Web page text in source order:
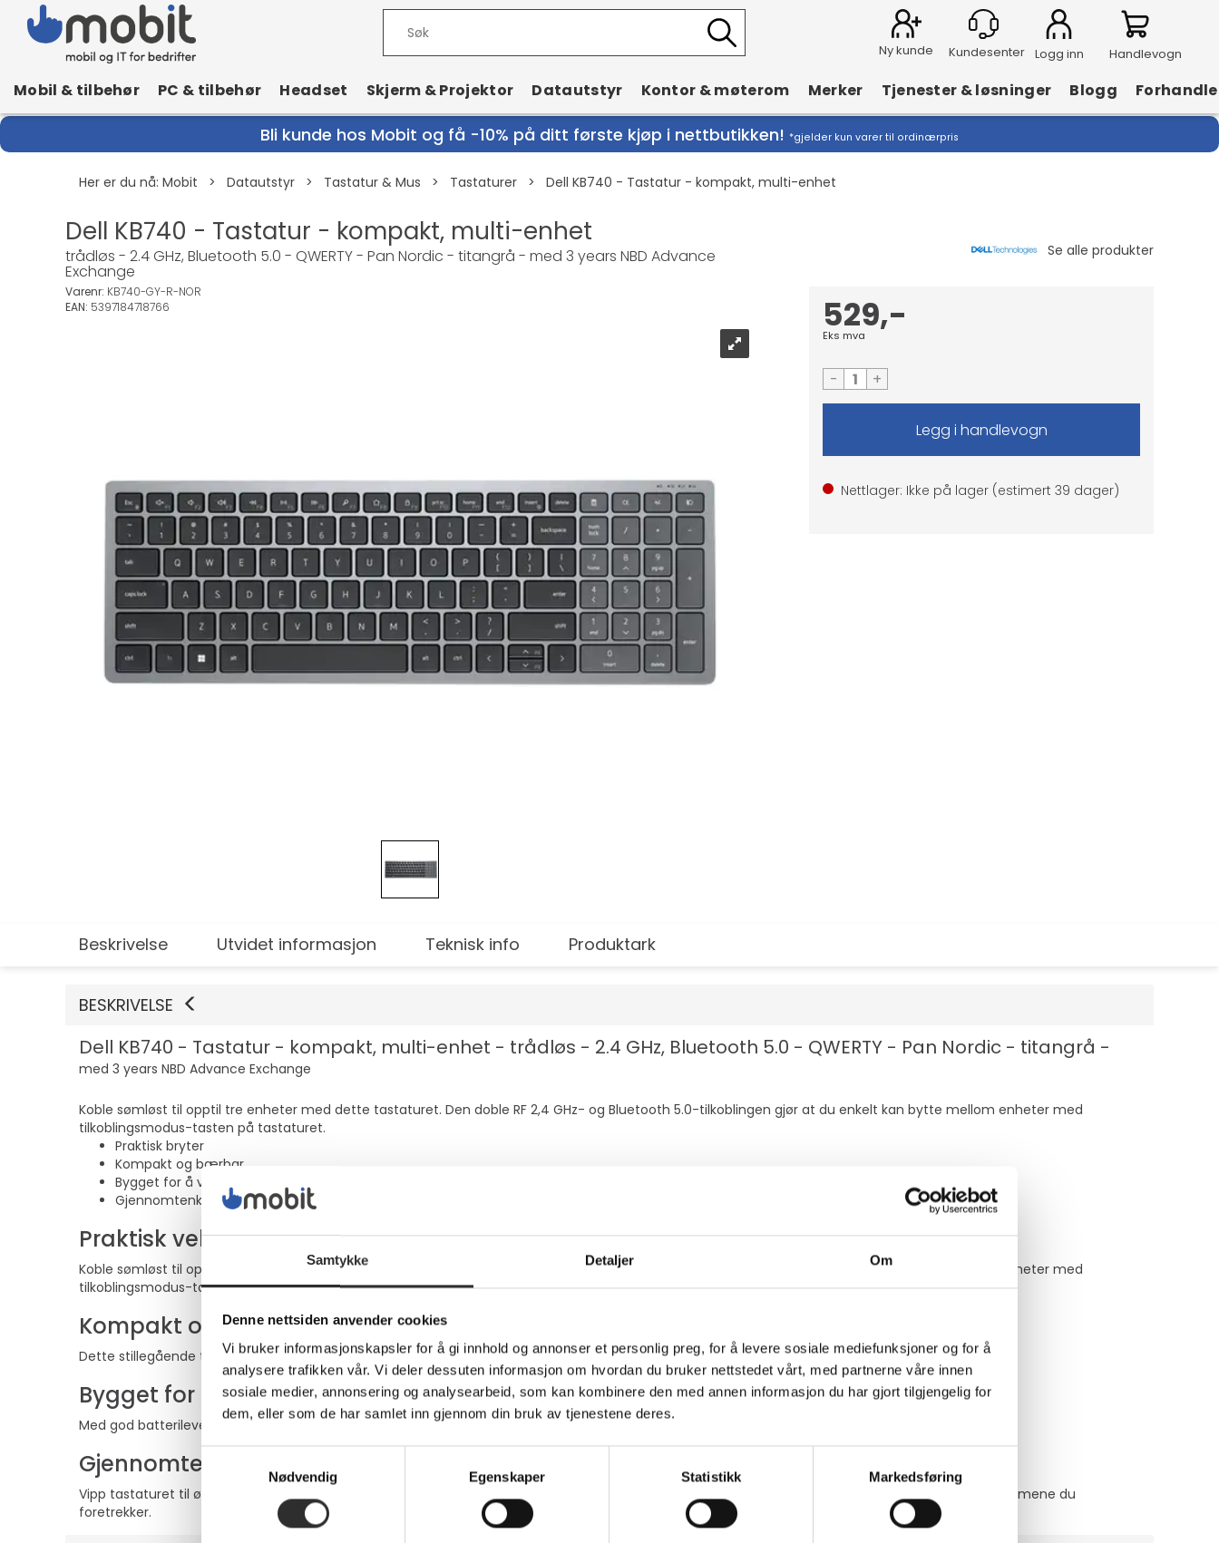
Samtykke Detaljer Om
Denne nettsiden anvender cookies
Vi bruker informasjonskapsler for å gi innhold og annonser et personlig preg, for å levere sosiale mediefunksjoner og for å
analysere trafikken vår. Vi deler dessuten informasjon om hvordan du bruker nettstedet vårt, med partnerne våre innen
sosiale medier, annonsering og analysearbeid, som kan kombinere den med annen informasjon du har gjort tilgjengelig for
dem, eller som de har samlet inn gjennom din bruk av tjenestene deres.
Nødvendig
Egenskaper Statistikk Markedsføring
Ny kunde Logg inn Handlevogn
Mobil & tilbehør PC & tilbehør Headset Skjerm & Projektor Datautstyr Kontor & møterom Merker Tjenester & løsninger Blogg
Bli kunde hos Mobit og få -10% på ditt første kjøp i nettbutikken! *gjelder kun varer til ordinærpris
Her er du nå: Mobit > Datautstyr > Tastatur & Mus > Tastaturer > Dell KB740 - Tastatur - kompakt, multi-enhet
Dell KB740 - Tastatur - kompakt, multi-enhet
trådløs - 2.4 GHz, Bluetooth 5.0 - QWERTY - Pan Nordic - titangrå - med 3 years NBD Advance
Exchange
Varenr: KB740-GY-R-NOR
EAN: 5397184718766 529,-
Eks mva
- +
Nettlager: Ikke på lager (estimert 39 dager)
Beskrivelse Utvidet informasjon Teknisk info Produktark
BESKRIVELSE
Dell KB740 - Tastatur - kompakt, multi-enhet - trådløs - 2.4 GHz, Bluetooth 5.0 - QWERTY - Pan Nordic - titangrå -
med 3 years NBD Advance Exchange
Koble sømløst til opptil tre enheter med dette tastaturet. Den doble RF 2,4 GHz- og Bluetooth 5.0-tilkoblingen gjør at du enkelt kan bytte mellom enheter med
tilkoblingsmodus-tasten på tastaturet.
Praktisk bryter
Kompakt og bærbar
Bygget for å vare
Gjennomtenkt design
Praktisk veksling
Koble sømløst til opptil tre enheter med dette tastaturet. Den doble RF 2,4 GHz- og Bluetooth 5.0-tilkoblingen gjør at du enkelt kan bytte mellom enheter med
tilkoblingsmodus-tasten på tastaturet.
Kompakt og bærbart
Dette stillegående tastaturet er i full størrelse, men likevel slankt, og gir deg alle tastene du trenger.
Bygget for å vare
Med god batterilevetid slipper du å bekymre deg for hyppige batteribytter.
Gjennomtenkt design
Vipp tastaturet til ønsket vinkel for å skrive komfortabelt. Programmer snarveier for tastaturet og musen, slik at du raskt kan navigere til de programmene du
foretrekker.